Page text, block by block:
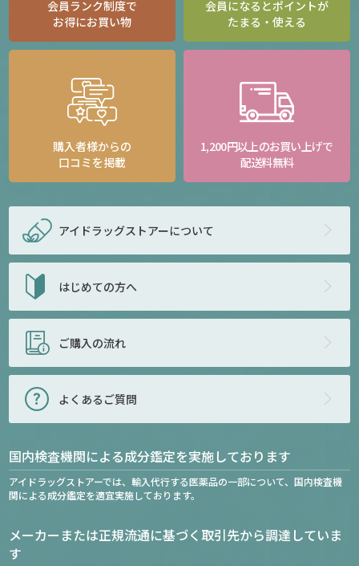
会員ランク制度で
お得にお買い物
会員になるとポイントが
たまる・使える
購入者様からの
口コミを掲載
1,200円以上のお買い上げで
配送料無料
アイドラッグストアーについて
はじめての方へ
ご購入の流れ
よくあるご質問
国内検査機関による成分鑑定を実施しております
アイドラッグストアーでは、輸入代行する医薬品の一部について、国内検査機
関による成分鑑定を適宜実施しております。
メーカーまたは正規流通に基づく取引先から調達していま
す